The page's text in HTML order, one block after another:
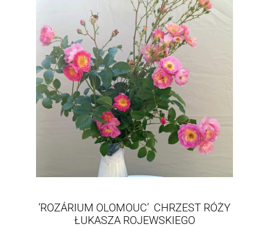
‘ROZÁRIUM OLOMOUC’ CHRZEST RÓŻY
ŁUKASZA ROJEWSKIEGO